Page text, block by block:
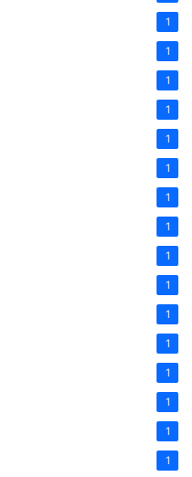
1
1
1
1
1
1
1
1
1
1
1
1
1
1
1
1